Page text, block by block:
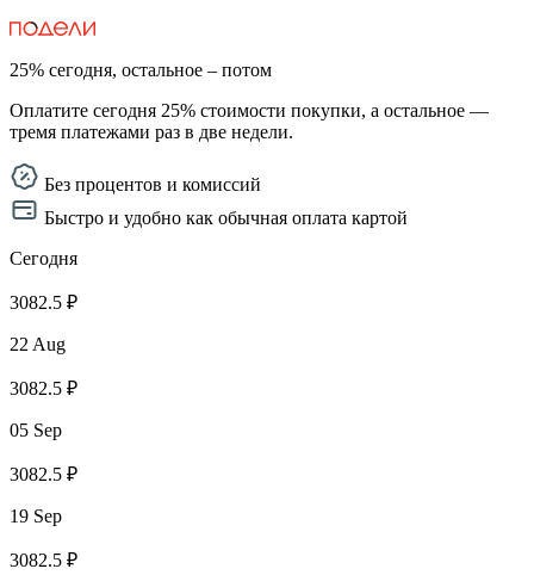
25% сегодня, остальное – потом
Оплатите сегодня 25% стоимости покупки, а остальное —
тремя платежами раз в две недели.
Без процентов и комиссий
Быстро и удобно как обычная оплата картой
Сегодня
3082.5 ₽
22 Aug
3082.5 ₽
05 Sep
3082.5 ₽
19 Sep
3082.5 ₽